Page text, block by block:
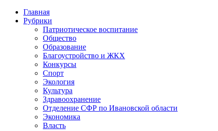
Промотать
содержимому
Главная
Рубрики
Патриотическое воспитание
Общество
Образование
Благоустройство и ЖКХ
Конкурсы
Спорт
Экология
Культура
Здравоохранение
Отделение СФР по Ивановской области
Экономика
Власть